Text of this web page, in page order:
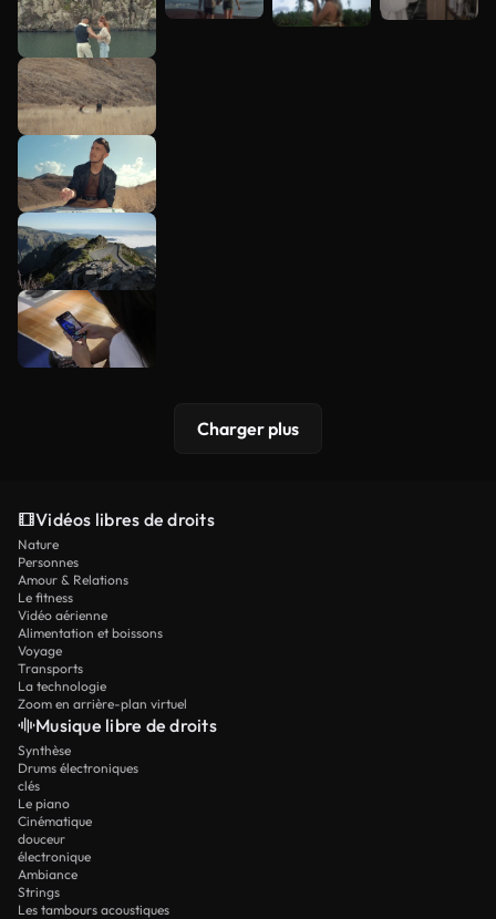
Charger plus
Vidéos libres de droits
Nature
Personnes
Amour & Relations
Le fitness
Vidéo aérienne
Alimentation et boissons
Voyage
Transports
La technologie
Zoom en arrière-plan virtuel
Musique libre de droits
Synthèse
Drums électroniques
clés
Le piano
Cinématique
douceur
électronique
Ambiance
Strings
Les tambours acoustiques